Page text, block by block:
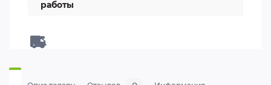
работы